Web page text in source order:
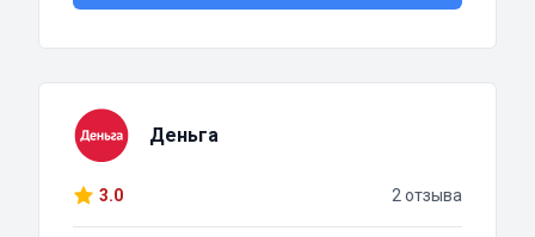
Деньга
3.0 2 отзыва